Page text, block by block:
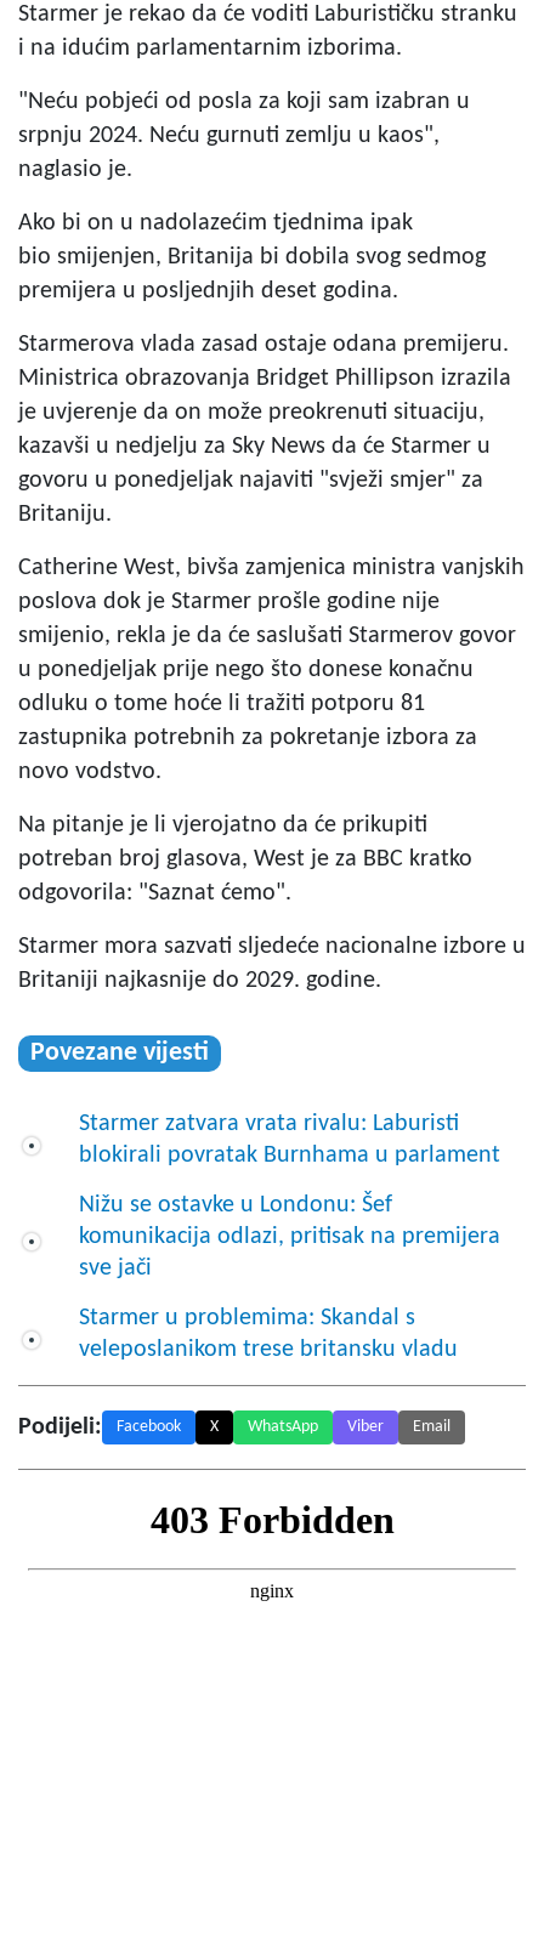
Starmer je rekao da će voditi Laburističku stranku
i na idućim parlamentarnim izborima.
"Neću pobjeći od posla za koji sam izabran u
srpnju 2024. Neću gurnuti zemlju u kaos",
naglasio je.
Ako bi on u nadolazećim tjednima ipak
bio smijenjen, Britanija bi dobila svog sedmog
premijera u posljednjih deset godina.
Starmerova vlada zasad ostaje odana premijeru.
Ministrica obrazovanja Bridget Phillipson izrazila
je uvjerenje da on može preokrenuti situaciju,
kazavši u nedjelju za Sky News da će Starmer u
govoru u ponedjeljak najaviti "svježi smjer" za
Britaniju.
Catherine West, bivša zamjenica ministra vanjskih
poslova dok je Starmer prošle godine nije
smijenio, rekla je da će saslušati Starmerov govor
u ponedjeljak prije nego što donese konačnu
odluku o tome hoće li tražiti potporu 81
zastupnika potrebnih za pokretanje izbora za
novo vodstvo.
Na pitanje je li vjerojatno da će prikupiti
potreban broj glasova, West je za BBC kratko
odgovorila: "Saznat ćemo".
Starmer mora sazvati sljedeće nacionalne izbore u
Britaniji najkasnije do 2029. godine.
Povezane vijesti
Starmer zatvara vrata rivalu: Laburisti
blokirali povratak Burnhama u parlament
Nižu se ostavke u Londonu: Šef
komunikacija odlazi, pritisak na premijera
sve jači
Starmer u problemima: Skandal s
veleposlanikom trese britansku vladu
Podijeli: Facebook X WhatsApp Viber Email